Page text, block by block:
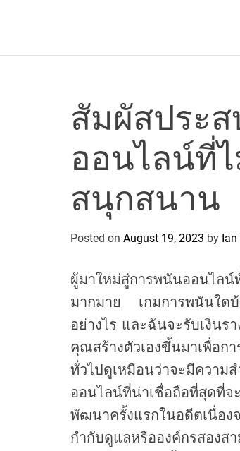
สัมผัสประ
ออนไลน์ที่
สนุกสนาน
Posted on August 19, 2023 by Ian
ผู้มาใหม่สู่การพนันออนไลน์
มากมาย เกมการพนันใด
อย่างไร และฉันจะรับเงินร
คุณสร้างตัวเองขึ้นมาเพื่อ
ทั่วไปดูเหมือนว่าจะมีควา
ออนไลน์ที่น่าเชื่อถือที่สุดที่
พัฒนาครั้งแรกในอดีตเนื่อ
กำกับดูแลหรือองค์กรสองส